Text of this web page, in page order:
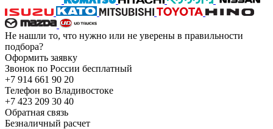
Не нашли то, что нужно или не уверены в правильности
подбора?
Оформить заявку
Звонок по России бесплатный
+7 914 661 90 20
Телефон во Владивостоке
+7 423 209 30 40
Обратная связь
Безналичный расчет